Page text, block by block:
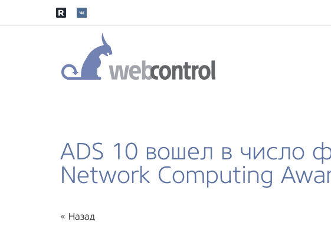
ADS 10 вошел в число
Network Computing
« Назад